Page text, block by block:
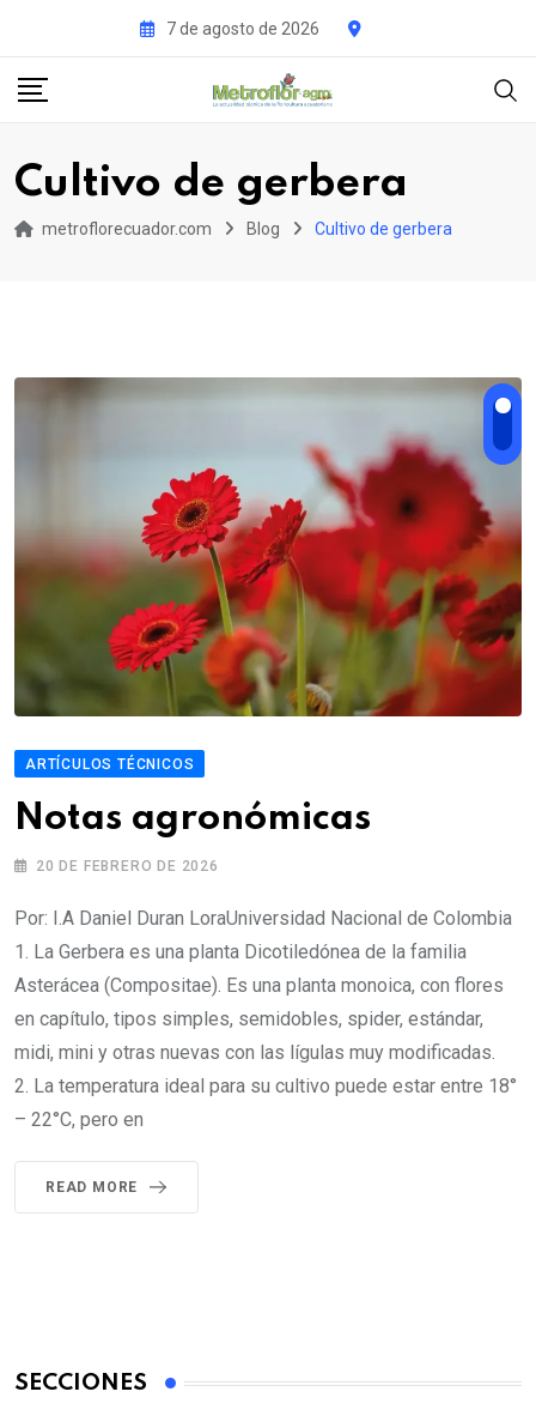
content
7 de agosto de 2026
Cultivo de gerbera
metroflorecuador.com Blog Cultivo de gerbera
ARTÍCULOS TÉCNICOS
Notas agronómicas
20 DE FEBRERO DE 2026
Por: I.A Daniel Duran LoraUniversidad Nacional de Colombia
1. La Gerbera es una planta Dicotiledónea de la familia
Asterácea (Compositae). Es una planta monoica, con flores
en capítulo, tipos simples, semidobles, spider, estándar,
midi, mini y otras nuevas con las lígulas muy modificadas.
2. La temperatura ideal para su cultivo puede estar entre 18°
– 22°C, pero en
READ MORE
SECCIONES